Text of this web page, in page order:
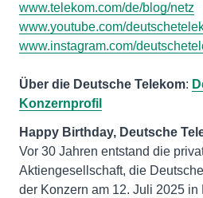
www.telekom.com/de/blog/netz
www.youtube.com/
www.instagram.com/
Über die Deutsche Telekom:
Konzernprofil
Vor 30 Jahren entstand die
Aktiengesellschaft, die
der Konzern am 12. Juli 2025